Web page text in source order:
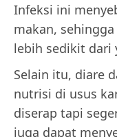
Infeksi ini
makan,
lebih sedikit dari
Selain itu, diare
nutrisi di usus
diserap tapi
juga dapat